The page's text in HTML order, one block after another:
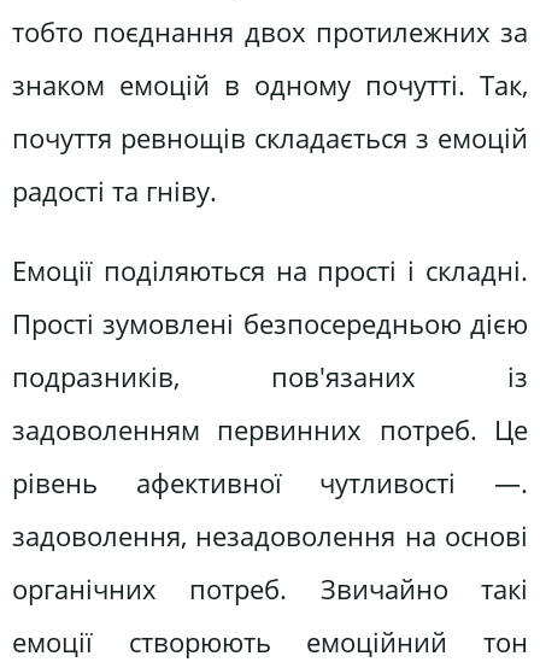
тобто поєднання двох протилежних за
знаком емоцій в одному почутті. Так,
почуття ревнощів складається з емоцій
радості та гніву.
Емоції поділяються на прості і складні.
Прості зумовлені безпосередньою дією
подразників, пов'язаних із
задоволенням первинних потреб. Це
рівень афективної чутливості —.
задоволення, незадоволення на основі
органічних потреб. Звичайно такі
емоції створюють емоційний тон